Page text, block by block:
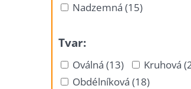
Nadzemná (15)
Tvar:
Oválná (13)
Kruhová
Obdélníková (18)